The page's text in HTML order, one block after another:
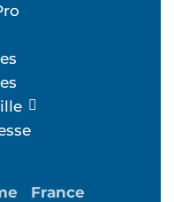
France